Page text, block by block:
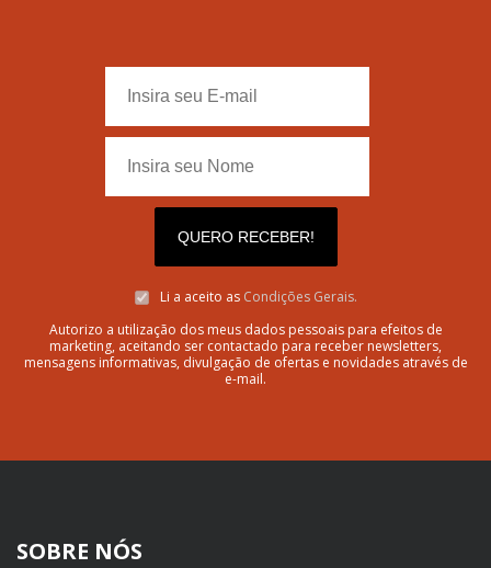
QUERO RECEBER!
Li a aceito as Condições Gerais.
Autorizo a utilização dos meus dados pessoais para efeitos de
marketing, aceitando ser contactado para receber newsletters,
mensagens informativas, divulgação de ofertas e novidades através de
e-mail.
SOBRE NÓS